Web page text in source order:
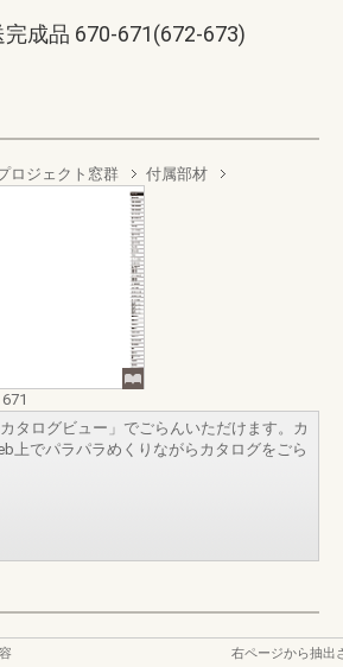
成品 670-671(672-673)
ロジェクト窓群 付属部材
671
タログビュー」でごらんいただけます。カ
上でパラパラめくりながらカタログをごら
右ページから抽出